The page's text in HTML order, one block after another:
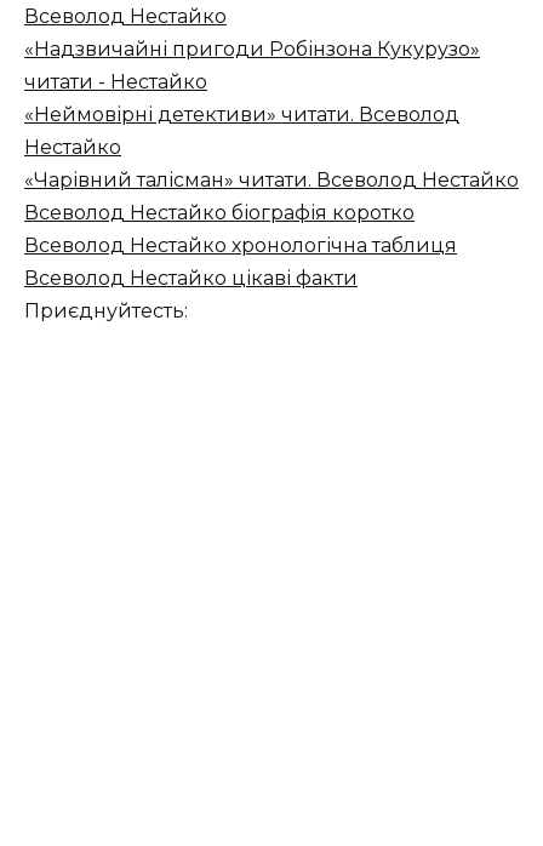
Всеволод Нестайко
«Надзвичайні пригоди Робінзона Кукурузо»
читати - Нестайко
«Неймовірні детективи» читати. Всеволод
Нестайко
«Чарівний талісман» читати. Всеволод Нестайко
Всеволод Нестайко біографія коротко
Всеволод Нестайко хронологічна таблиця
Всеволод Нестайко цікаві факти
Приєднуйтесть: